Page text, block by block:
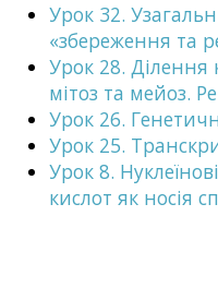
Урок 32.
«збереження та
Урок 28. Ділення
мітоз та мейоз.
Урок 26.
Урок 25.
Урок 8.
кислот як носія